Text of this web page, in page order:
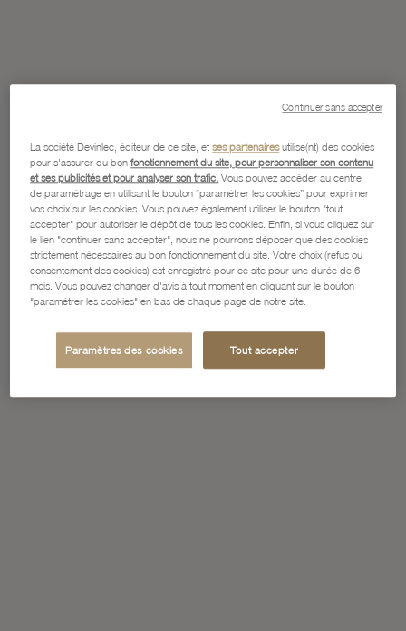
La société Devinlec, éditeur de ce site, etses partenairesutilise(nt) des cookies
pour s'assurer du bonfonctionnement du site, pour personnaliser son contenu
et ses publicités et pour analyser son trafic. Vous pouvez accéder au centre
de paramétrage en utilisant le bouton “paramétrer les cookies” pour exprimer
vos choix sur les cookies. Vous pouvez également utiliser le bouton "tout
accepter" pour autoriser le dépôt de tous les cookies. Enfin, si vous cliquez sur
le lien "continuer sans accepter", nous ne pourrons déposer que des cookies
strictement nécessaires au bon fonctionnement du site. Votre choix (refus ou
consentement des cookies) est enregistré pour ce site pour une durée de 6
mois. Vous pouvez changer d'avis à tout moment en cliquant sur le bouton
"paramétrer les cookies" en bas de chaque page de notre site.
Paramètres des cookies Tout accepter
Continuer sans accepter